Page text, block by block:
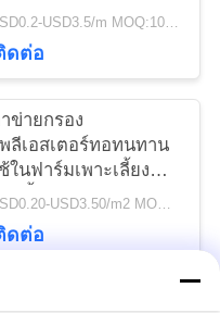
รมดาสำหรับการกรองUSD0.2-USD3.5/m MOQ:100m
ดต่อ
ข่ายกรอง
ลีเอสเตอร์ทอทนทาน
ในฟาร์มเพาะเลี้ยง
ว์น้ำตกปลา
USD0.20-USD3.50/m2 MOQ:100เมตร
ดต่อ